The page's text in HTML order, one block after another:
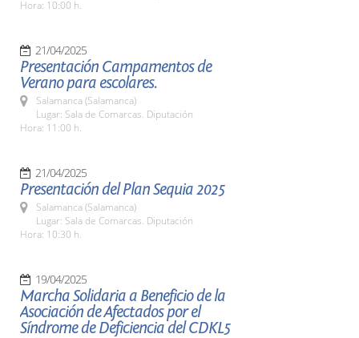
Hora: 10:00 h.
21/04/2025
Presentación Campamentos de
Verano para escolares.
Salamanca (Salamanca)
Lugar: Sala de Comarcas. Diputación
Hora: 11:00 h.
21/04/2025
Presentación del Plan Sequia 2025
Salamanca (Salamanca)
Lugar: Sala de Comarcas. Diputación
Hora: 10:30 h.
19/04/2025
Marcha Solidaria a Beneficio de la
Asociación de Afectados por el
Síndrome de Deficiencia del CDKL5